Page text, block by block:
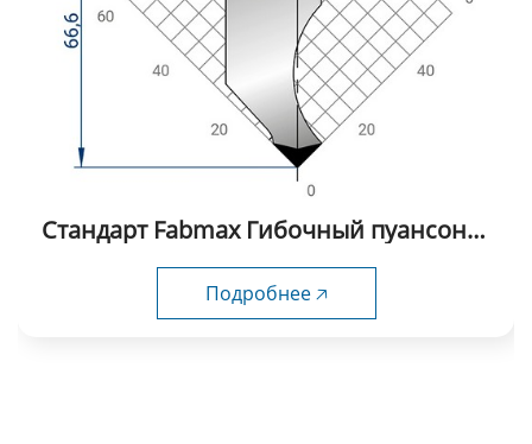
Стандарт Fabmax Гибочный пуансоны-
Подробнее 🡥